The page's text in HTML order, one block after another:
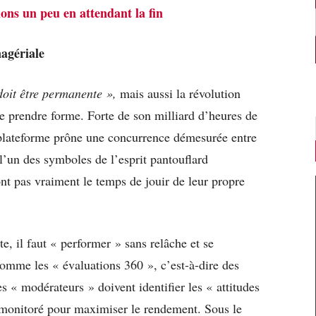
un peu en attendant la fin
être permanente », mais aussi la révolution
prendre forme. Forte de son milliard d’heures de
prône une concurrence démesurée entre
des symboles de l’esprit pantouflard
pas vraiment le temps de jouir de leur propre
il faut « performer » sans relâche et se
les « évaluations 360 », c’est-à-dire des
« modérateurs » doivent identifier les « attitudes
pour maximiser le rendement. Sous le